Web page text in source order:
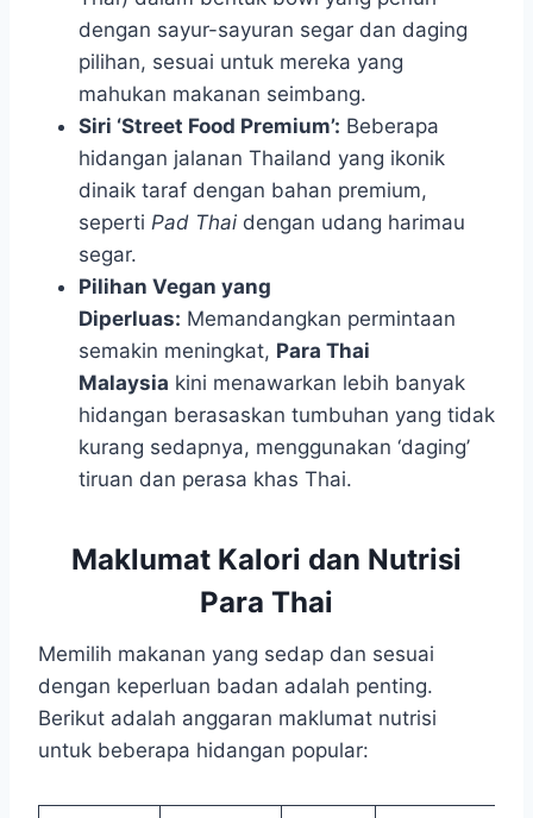
dengan sayur-sayuran segar dan daging
pilihan, sesuai untuk mereka yang
mahukan makanan seimbang.
Siri ‘Street Food Premium’: Beberapa
hidangan jalanan Thailand yang ikonik
dinaik taraf dengan bahan premium,
seperti Pad Thai dengan udang harimau
segar.
Pilihan Vegan yang
Diperluas: Memandangkan permintaan
semakin meningkat, Para Thai
Malaysia kini menawarkan lebih banyak
hidangan berasaskan tumbuhan yang tidak
kurang sedapnya, menggunakan ‘daging’
tiruan dan perasa khas Thai.
Maklumat Kalori dan Nutrisi
Para Thai
Memilih makanan yang sedap dan sesuai
dengan keperluan badan adalah penting.
Berikut adalah anggaran maklumat nutrisi
untuk beberapa hidangan popular: